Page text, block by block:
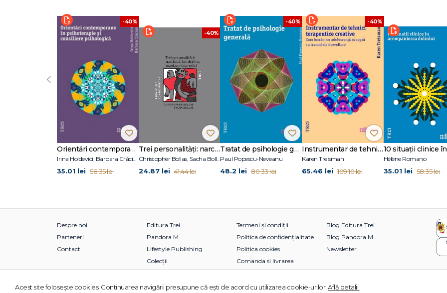
-40%
Orientări contemporane în psihoterapie și consiliere psihologică
Irina Holdevici, Barbara Crăciun
35.01 lei 58.35 lei
-40%
Trei personalități: narcisică, borderline, maniaco-depresivă
Christopher Bollas, Sacha Bollas
24.87 lei 41.44 lei
-40%
Tratat de psihologie generală
Paul Popescu-Neveanu
48.2 lei 80.33 lei
-40%
Instrumentar de tehnici terapeutice creative
Karen Treisman
65.46 lei 109.10 lei
Hélène Romano
35.01 lei 58.35 lei
‹
Despre noi
Parteneri
Contact
Editura Trei
Pandora M
Lifestyle Publishing
Colecții
Termeni și condiții
Politica de confidențialitate
Politica cookies
Comanda si livrarea
Blog Editura Trei
Blog Pandora M
Newsletter
© 2026 Grupul Editorial TREI. Toate drepturile rezervate.
Acest site foloseşte cookies. Continuarea navigării presupune că eşti de acord cu utilizarea cookie-urilor. Află detalii.